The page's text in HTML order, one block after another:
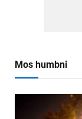
Mos humbni